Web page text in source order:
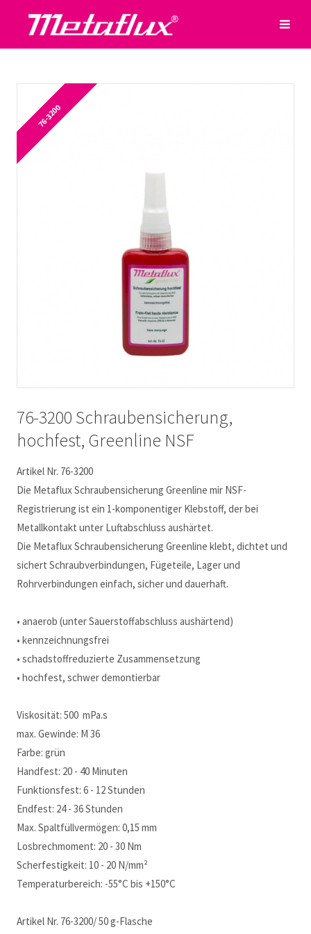
76-3200
76-3200 Schraubensicherung,
hochfest, Greenline NSF
Artikel Nr. 76-3200
Die Metaflux Schraubensicherung Greenline mir NSF-
Registrierung ist ein 1-komponentiger Klebstoff, der bei
Metallkontakt unter Luftabschluss aushärtet.
Die Metaflux Schraubensicherung Greenline klebt, dichtet und
sichert Schraubverbindungen, Fügeteile, Lager und
Rohrverbindungen einfach, sicher und dauerhaft.
• anaerob (unter Sauerstoffabschluss aushärtend)
• kennzeichnungsfrei
• schadstoffreduzierte Zusammensetzung
• hochfest, schwer demontierbar
Viskosität: 500 mPa.s
max. Gewinde: M 36
Farbe: grün
Handfest: 20 - 40 Minuten
Funktionsfest: 6 - 12 Stunden
Endfest: 24 - 36 Stunden
Max. Spaltfüllvermögen: 0,15 mm
Losbrechmoment: 20 - 30 Nm
Scherfestigkeit: 10 - 20 N/mm²
Temperaturbereich: -55°C bis +150°C
Artikel Nr. 76-3200/ 50 g-Flasche